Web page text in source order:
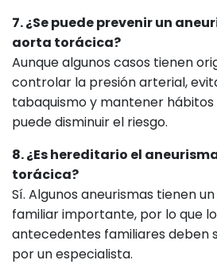
7. ¿Se puede prevenir un
aorta torácica?
Aunque algunos casos tienen
controlar la presión arterial,
tabaquismo y mantener hábitos
puede disminuir el riesgo.
8. ¿Es hereditario el
torácica?
Sí. Algunos aneurismas tienen
familiar importante, por lo que
antecedentes familiares deben
por un especialista.